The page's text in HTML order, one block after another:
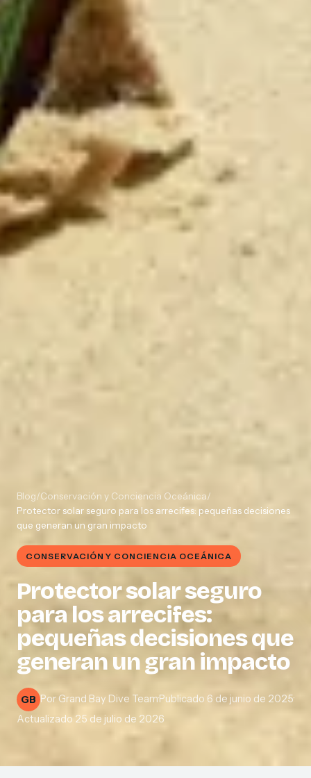
Blog/Conservación y Conciencia Oceánica/
Protector solar seguro para los arrecifes: pequeñas decisiones
que generan un gran impacto
CONSERVACIÓN Y CONCIENCIA OCEÁNICA
Protector solar seguro
para los arrecifes:
pequeñas decisiones que
generan un gran impacto
GB Por Grand Bay Dive Team·Publicado 6 de junio de 2025·
Actualizado 25 de julio de 2026